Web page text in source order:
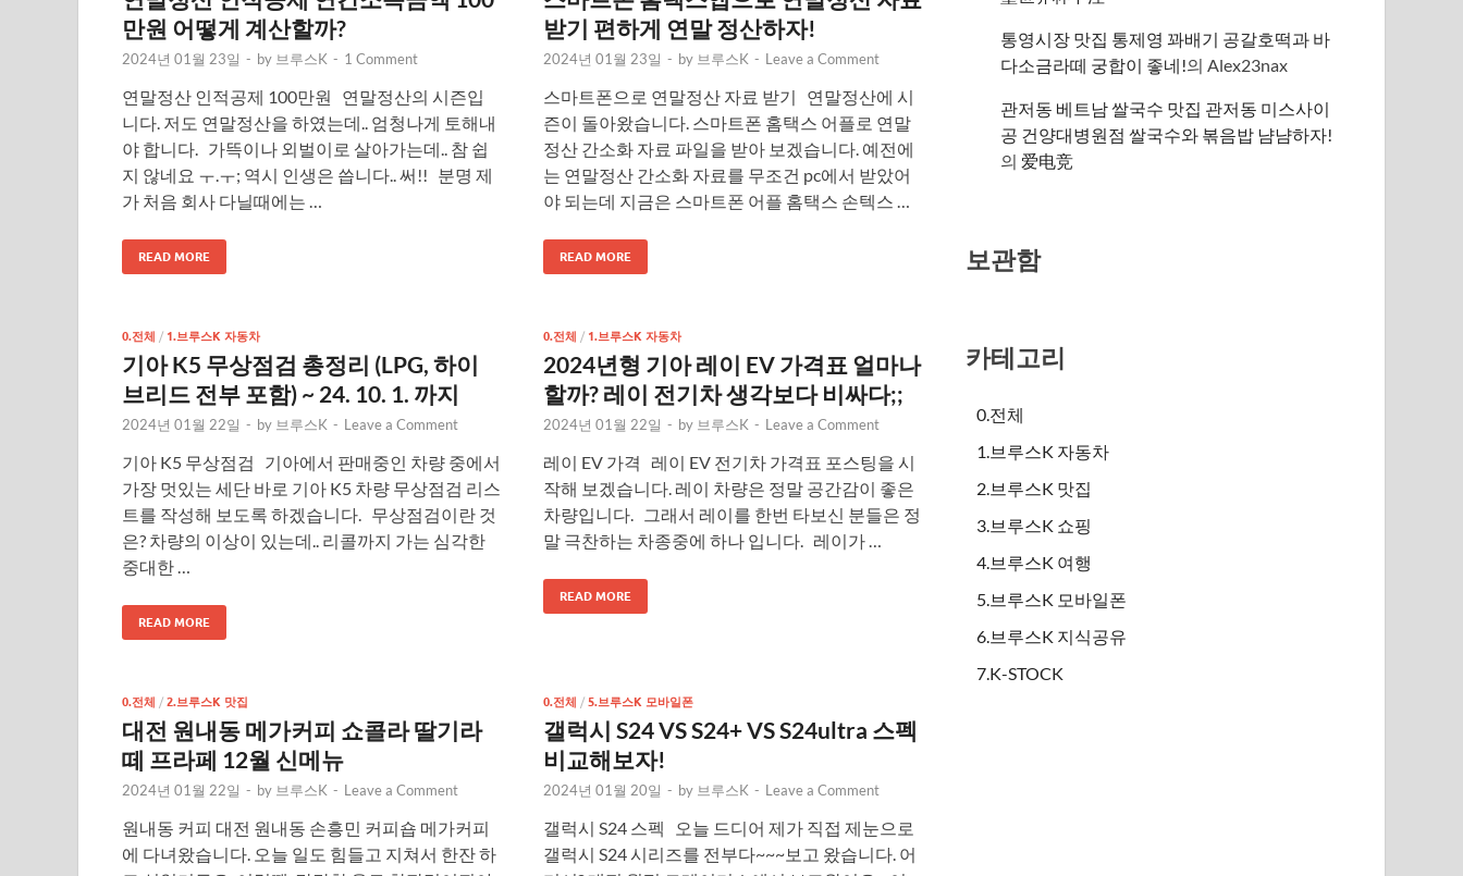
만원 어떻게 계산할까?
2024년 01월 23일 - by 브루스K - 1 Comment
연말정산 인적공제 100만원 연말정산의 시즌입
니다. 저도 연말정산을 하였는데.. 엄청나게 토해내
야 합니다. 가뜩이나 외벌이로 살아가는데.. 참 쉽
지 않네요 ㅜ.ㅜ; 역시 인생은 씁니다.. 써!! 분명 제
가 처음 회사 다닐때에는 …
READ MORE
받기 편하게 연말 정산하자!
2024년 01월 23일 - by 브루스K - Leave a Comment
스마트폰으로 연말정산 자료 받기 연말정산에 시
즌이 돌아왔습니다. 스마트폰 홈택스 어플로 연말
정산 간소화 자료 파일을 받아 보겠습니다. 예전에
는 연말정산 간소화 자료를 무조건 pc에서 받았어
야 되는데 지금은 스마트폰 어플 홈택스 손텍스 …
READ MORE
0.전체 / 1.브루스K 자동차
기아 K5 무상점검 총정리 (LPG, 하이
브리드 전부 포함) ~ 24. 10. 1. 까지
2024년 01월 22일 - by 브루스K - Leave a Comment
기아 K5 무상점검 기아에서 판매중인 차량 중에서
가장 멋있는 세단 바로 기아 K5 차량 무상점검 리스
트를 작성해 보도록 하겠습니다. 무상점검이란 것
은? 차량의 이상이 있는데.. 리콜까지 가는 심각한
중대한 …
READ MORE
0.전체 / 1.브루스K 자동차
2024년형 기아 레이 EV 가격표 얼마나
할까? 레이 전기차 생각보다 비싸다;;
2024년 01월 22일 - by 브루스K - Leave a Comment
레이 EV 가격 레이 EV 전기차 가격표 포스팅을 시
작해 보겠습니다. 레이 차량은 정말 공간감이 좋은
차량입니다. 그래서 레이를 한번 타보신 분들은 정
말 극찬하는 차종중에 하나 입니다. 레이가 …
READ MORE
0.전체 / 2.브루스K 맛집
대전 원내동 메가커피 쇼콜라 딸기라
떼 프라페 12월 신메뉴
2024년 01월 22일 - by 브루스K - Leave a Comment
원내동 커피 대전 원내동 손흥민 커피숍 메가커피
에 다녀왔습니다. 오늘 일도 힘들고 지쳐서 한잔 하
0.전체 / 5.브루스K 모바일폰
갤럭시 S24 VS S24+ VS S24ultra 스펙
비교해보자!
2024년 01월 20일 - by 브루스K - Leave a Comment
갤럭시 S24 스펙 오늘 드디어 제가 직접 제눈으로
갤럭시 S24 시리즈를 전부다~~~보고 왔습니다. 어
통영시장 맛집 통제영 꽈배기 공갈호떡과 바
다소금라떼 궁합이 좋네!의Alex23nax
관저동 베트남 쌀국수 맛집 관저동 미스사이
공 건양대병원점 쌀국수와 볶음밥 냠냠하자!
의 爱电竞
보관함
카테고리
0.전체
1.브루스K 자동차
2.브루스K 맛집
3.브루스K 쇼핑
4.브루스K 여행
5.브루스K 모바일폰
6.브루스K 지식공유
7.K-STOCK